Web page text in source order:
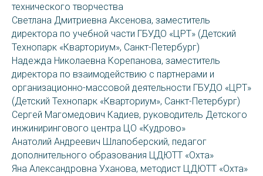
технического творчества
Светлана Дмитриевна Аксенова, заместитель
директора по учебной части ГБУДО «ЦРТ» (Детский
Технопарк «Кварториум», Санкт-Петербург)
Надежда Николаевна Корепанова, заместитель
директора по взаимодействию с партнерами и
организационно-массовой деятельности ГБУДО «ЦРТ»
(Детский Технопарк «Кварториум», Санкт-Петербург)
Сергей Магомедович Кадиев, руководитель Детского
инжинирингового центра ЦО «Кудрово»
Анатолий Андреевич Шлапоберский, педагог
дополнительного образования ЦДЮТТ «Охта»
Яна Александровна Уханова, методист ЦДЮТТ «Охта»